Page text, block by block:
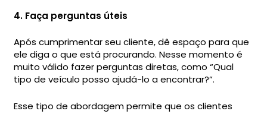
4. Faça perguntas úteis
Após cumprimentar seu cliente, dê espaço para que
ele diga o que está procurando. Nesse momento é
muito válido fazer perguntas diretas, como “Qual
tipo de veículo posso ajudá-lo a encontrar?”.
Esse tipo de abordagem permite que os clientes